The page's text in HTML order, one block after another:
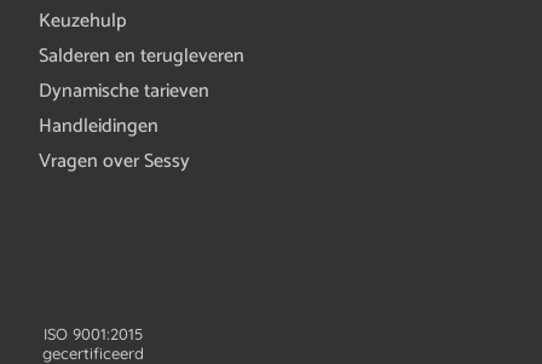
Keuzehulp
Salderen en terugleveren
Dynamische tarieven
Handleidingen
Vragen over Sessy
ISO 9001:2015
gecertificeerd